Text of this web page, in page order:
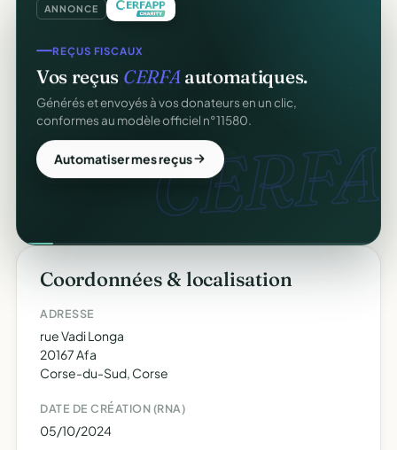
ANNONCE
CERFA.
REÇUS FISCAUX
Vos reçus CERFAautomatiques.
Générés et envoyés à vos donateurs en un clic,
conformes au modèle officiel n°11580.
Automatiser mes reçus
Coordonnées & localisation
ADRESSE
rue Vadi Longa
20167 Afa
Corse-du-Sud, Corse
DATE DE CRÉATION (RNA)
05/10/2024